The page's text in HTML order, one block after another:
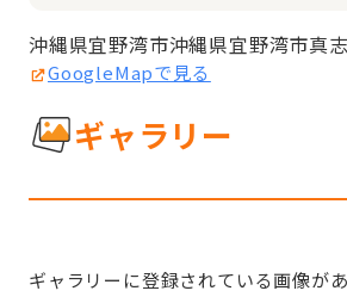
沖縄県宜野湾市沖縄県宜野湾市真
GoogleMapで見る
ギャラリー
ギャラリーに登録されている画像があ